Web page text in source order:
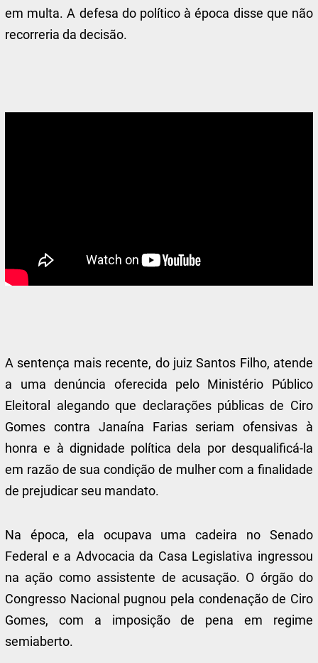
em multa. A defesa do político à época disse que não
recorreria da decisão.
A sentença mais recente, do juiz Santos Filho, atende
a uma denúncia oferecida pelo Ministério Público
Eleitoral alegando que declarações públicas de Ciro
Gomes contra Janaína Farias seriam ofensivas à
honra e à dignidade política dela por desqualificá-la
em razão de sua condição de mulher com a finalidade
de prejudicar seu mandato.
Na época, ela ocupava uma cadeira no Senado
Federal e a Advocacia da Casa Legislativa ingressou
na ação como assistente de acusação. O órgão do
Congresso Nacional pugnou pela condenação de Ciro
Gomes, com a imposição de pena em regime
semiaberto.